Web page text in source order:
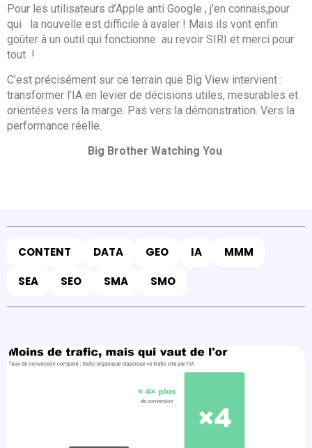
Pour les utilisateurs d’Apple anti Google , j’en connais,pour
qui la nouvelle est difficile à avaler ! Mais ils vont enfin
goûter à un outil qui fonctionne au revoir SIRI et merci pour
tout !
C’est précisément sur ce terrain que Big View intervient :
transformer l’IA en levier de décisions utiles, mesurables et
orientées vers la marge. Pas vers la démonstration. Vers la
performance réelle.
Big Brother Watching You
CONTENT DATA GEO IA
MMM
SEA
SEO SMA SMO